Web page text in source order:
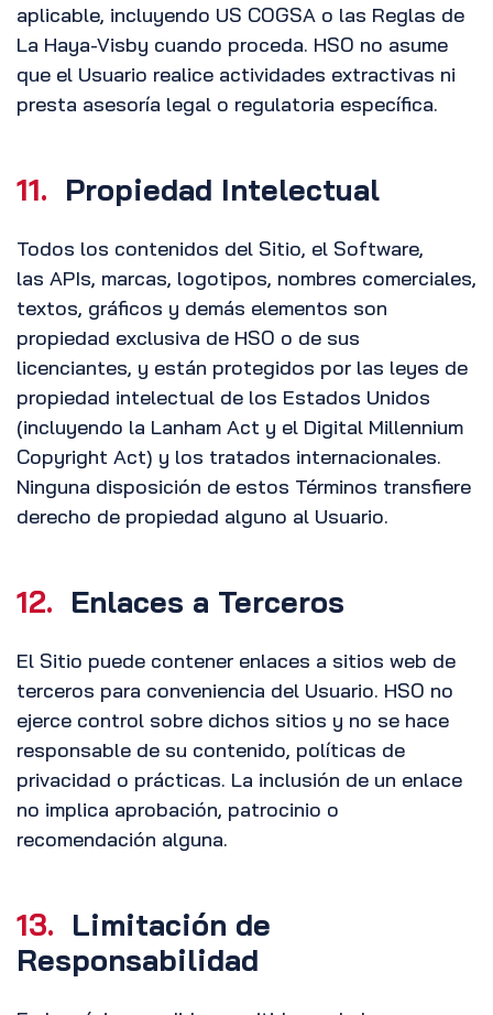
aplicable, incluyendo US COGSA o las Reglas de
La Haya-Visby cuando proceda. HSO no asume
que el Usuario realice actividades extractivas ni
presta asesoría legal o regulatoria específica.
11. Propiedad Intelectual
Todos los contenidos del Sitio, el Software,
las APIs, marcas, logotipos, nombres comerciales,
textos, gráficos y demás elementos son
propiedad exclusiva de HSO o de sus
licenciantes, y están protegidos por las leyes de
propiedad intelectual de los Estados Unidos
(incluyendo la Lanham Act y el Digital Millennium
Copyright Act) y los tratados internacionales.
Ninguna disposición de estos Términos transfiere
derecho de propiedad alguno al Usuario.
12. Enlaces a Terceros
El Sitio puede contener enlaces a sitios web de
terceros para conveniencia del Usuario. HSO no
ejerce control sobre dichos sitios y no se hace
responsable de su contenido, políticas de
privacidad o prácticas. La inclusión de un enlace
no implica aprobación, patrocinio o
recomendación alguna.
13. Limitación de
Responsabilidad